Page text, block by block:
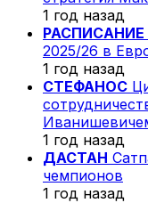
1 год назад
РАСПИСАНИЕ
2025/26 в
1 год назад
СТЕФАНОС
1 год назад
ДАСТАН
чемпионов
1 год назад